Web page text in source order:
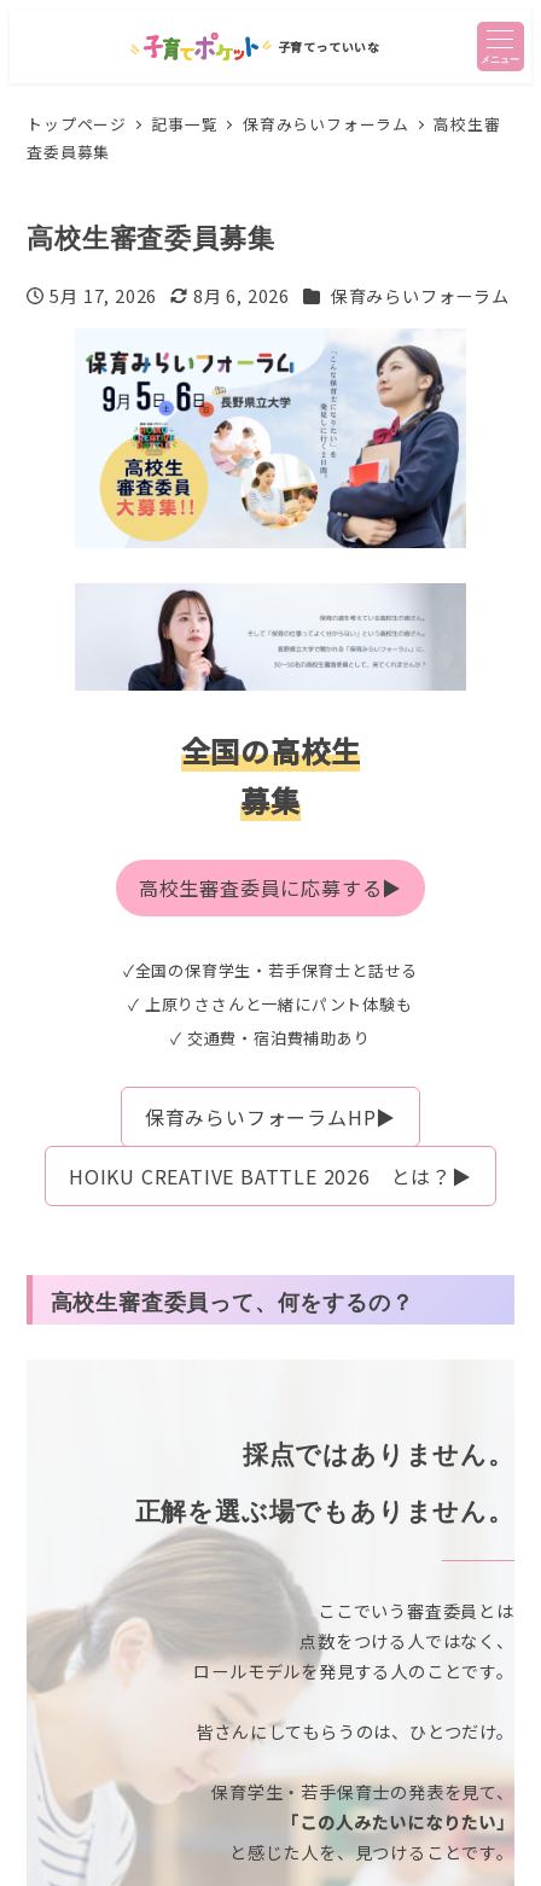
子育てっていいな
メニュー
トップページ 記事一覧 保育みらいフォーラム
高校生審
査委員募集
高校生審査委員募集
投稿日
5月 17, 2026
更新日
8月 6, 2026 カテゴリー
保育みらいフォーラム
全国の高校生
募集
高校生審査委員に応募する▶
✓全国の保育学生・若手保育士と話せる
✓ 上原りささんと一緒にパント体験も
✓ 交通費・宿泊費補助あり
保育みらいフォーラムHP▶
HOIKU CREATIVE BATTLE 2026 とは？▶
高校生審査委員って、何をするの？
採点ではありません。
正解を選ぶ場でもありません。
ここでいう審査委員とは
点数をつける人ではなく、
ロールモデルを発見する人のことです。
皆さんにしてもらうのは、ひとつだけ。
保育学生・若手保育士の発表を見て、
「この人みたいになりたい」
と感じた人を、見つけることです。